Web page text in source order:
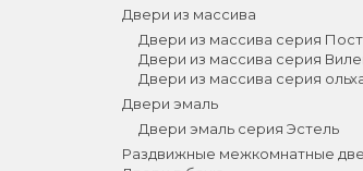
Двери из массива
Двери из массива серия
Двери из массива серия
Двери из массива серия
Двери эмаль
Двери эмаль серия Эстель
Раздвижные межкомнатные